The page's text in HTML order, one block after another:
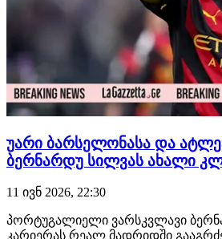
უარი ბარსელონასა და
ბერნარდუ სილვას ახალი
11 ივნ 2026, 22:30
პორტუგალიელი ვარსკვლავი
კარიერას რეალ მადრიდში